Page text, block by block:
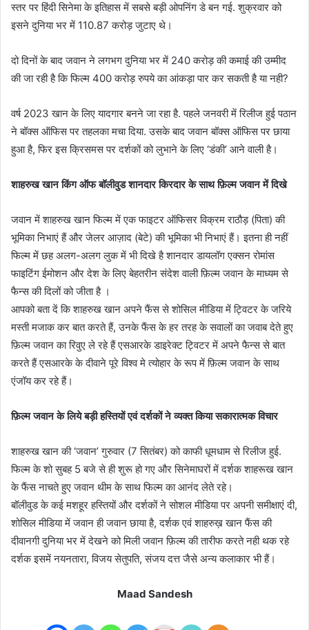
स्तर पर हिंदी सिनेमा के इतिहास में सबसे बड़ी ओपनिंग डे बन गई. शुक्रवार को
इसने दुनिया भर में 110.87 करोड़ जुटाए थे।
दो दिनों के बाद जवान ने लगभग दुनिया भर में 240 करोड़ की कमाई की उम्मीद
की जा रही है कि फिल्म 400 करोड़ रुपये का आंकड़ा पार कर सकती है या नही?
वर्ष 2023 खान के लिए यादगार बनने जा रहा है. पहले जनवरी में रिलीज हुई पठान
ने बॉक्स ऑफिस पर तहलका मचा दिया. उसके बाद जवान बॉक्स ऑफिस पर छाया
हुआ है, फिर इस क्रिसमस पर दर्शकों को लुभाने के लिए ‘डंकी’ आने वाली है।
शाहरुख खान किंग ऑफ बॉलीवुड शानदार किरदार के साथ फ़िल्म जवान में दिखे
जवान में शाहरुख खान फिल्म में एक फाइटर ऑफिसर विक्रम राठौड़ (पिता) की
भूमिका निभाएं हैं और जेलर आज़ाद (बेटे) की भूमिका भी निभाएं हैं। इतना ही नहीं
फिल्म में छह अलग-अलग लुक में भी दिखे है शानदार डायलॉग एक्सन रोमांस
फाइटिंग ईमोशन और देश के लिए बेहतरीन संदेश वाली फ़िल्म जवान के माध्यम से
फैन्स की दिलों को जीता है ।
आपको बता दें कि शाहरुख खान अपने फैंस से शोसिल मीडिया में ट्विटर के जरिये
मस्ती मजाक कर बात करते हैं, उनके फैंस के हर तरह के सवालों का जवाब देते हुए
फ़िल्म जवान का रिवुए ले रहे हैं एसआरके डाइरेक्ट ट्विटर में अपने फैन्स से बात
करते हैं एसआरके के दीवाने पूरे विश्व मे त्योहार के रूप में फ़िल्म जवान के साथ
एंजॉय कर रहे हैं।
फ़िल्म जवान के लिये बड़ी हस्तियों एवं दर्शकों ने व्यक्त किया सकारात्मक विचार
शाहरुख खान की ‘जवान’ गुरुवार (7 सितंबर) को काफी धूमधाम से रिलीज हुई.
फिल्म के शो सुबह 5 बजे से ही शुरू हो गए और सिनेमाघरों में दर्शक शाहरूख खान
के फैंस नाचते हुए जवान थीम के साथ फिल्म का आनंद लेते रहे।
बॉलीवुड के कई मशहूर हस्तियों और दर्शकों ने सोशल मीडिया पर अपनी समीक्षाएं दी,
शोसिल मीडिया में जवान ही जवान छाया है, दर्शक एवं शाहरुख़ खान फैंस की
दीवानगी दुनिया भर में देखने को मिली जवान फ़िल्म की तारीफ करते नही थक रहे
दर्शक इसमें नयनतारा, विजय सेतुपति, संजय दत्त जैसे अन्य कलाकार भी हैं।
Maad Sandesh